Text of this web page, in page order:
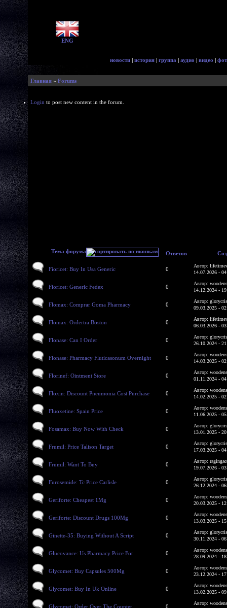
ENG
новости | история | группа | аудио | видео |
Главная » Forums
Login to post new content in the forum.
Тема форума Ответов
Fioricet: Buy In Usa Generic 0
Автор:
14.07.2026 -
Fioricet: Generic Fedex 0
Автор:
14.12.2024 -
Flomax: Comprar Goma Pharmacy 0
Автор:
09.03.2025 -
Flomax: Ordertra Boston 0
Автор:
06.03.2026 -
Flonase: Can I Order 0
Автор:
26.10.2024 -
Flonase: Pharmacy Fluticasonum Overnight 0
Автор:
14.03.2025 -
Florinef: Ointment Store 0
Автор:
01.11.2024 -
Floxin: Discount Pneumonia Cost Purchase 0
Автор:
14.02.2025 -
Fluoxetine: Spain Price 0
Автор:
11.06.2025 -
Fosamax: Buy Now With Check 0
Автор:
13.01.2025 -
Frumil: Price Talison Target 0
Автор:
17.03.2025 -
Frumil: Want To Buy 0
Автор:
19.07.2026 -
Furosemide: Tc Price Carlisle 0
Автор:
26.12.2024 -
Geriforte: Cheapest 1Mg 0
Автор:
20.03.2025 -
Geriforte: Discount Drugs 100Mg 0
Автор:
13.03.2025 -
Ginette-35: Buying Without A Script 0
Автор:
30.11.2024 -
Glucovance: Us Pharmacy Price For 0
Автор:
28.09.2024 -
Glycomet: Buy Capsules 500Mg 0
Автор:
23.12.2024 -
Glycomet: Buy In Uk Online 0
Автор:
13.02.2025 -
Glycomet: Order Over The Counter 0
Автор: